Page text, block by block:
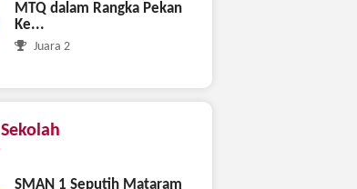
MTQ dalam Rangka Pekan
Ke...
Juara 2
Sekolah
SMAN 1 Seputih Mataram